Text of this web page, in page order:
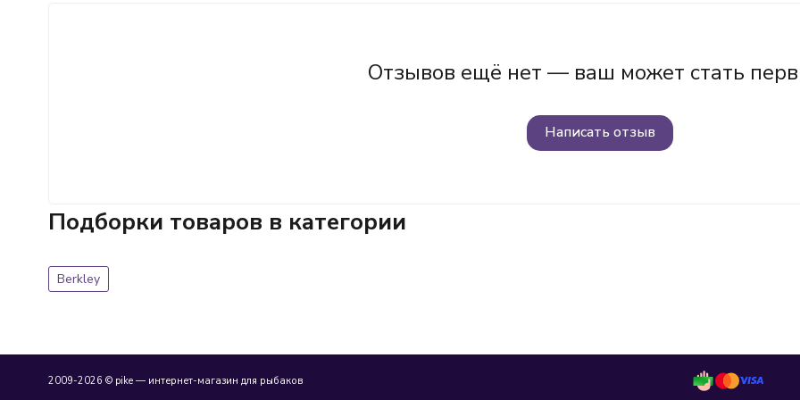
Отзывов ещё нет — ваш может стать
Написать отзыв
Подборки товаров в категории
Berkley
2009-2026 © pike — интернет-магазин для рыбаков